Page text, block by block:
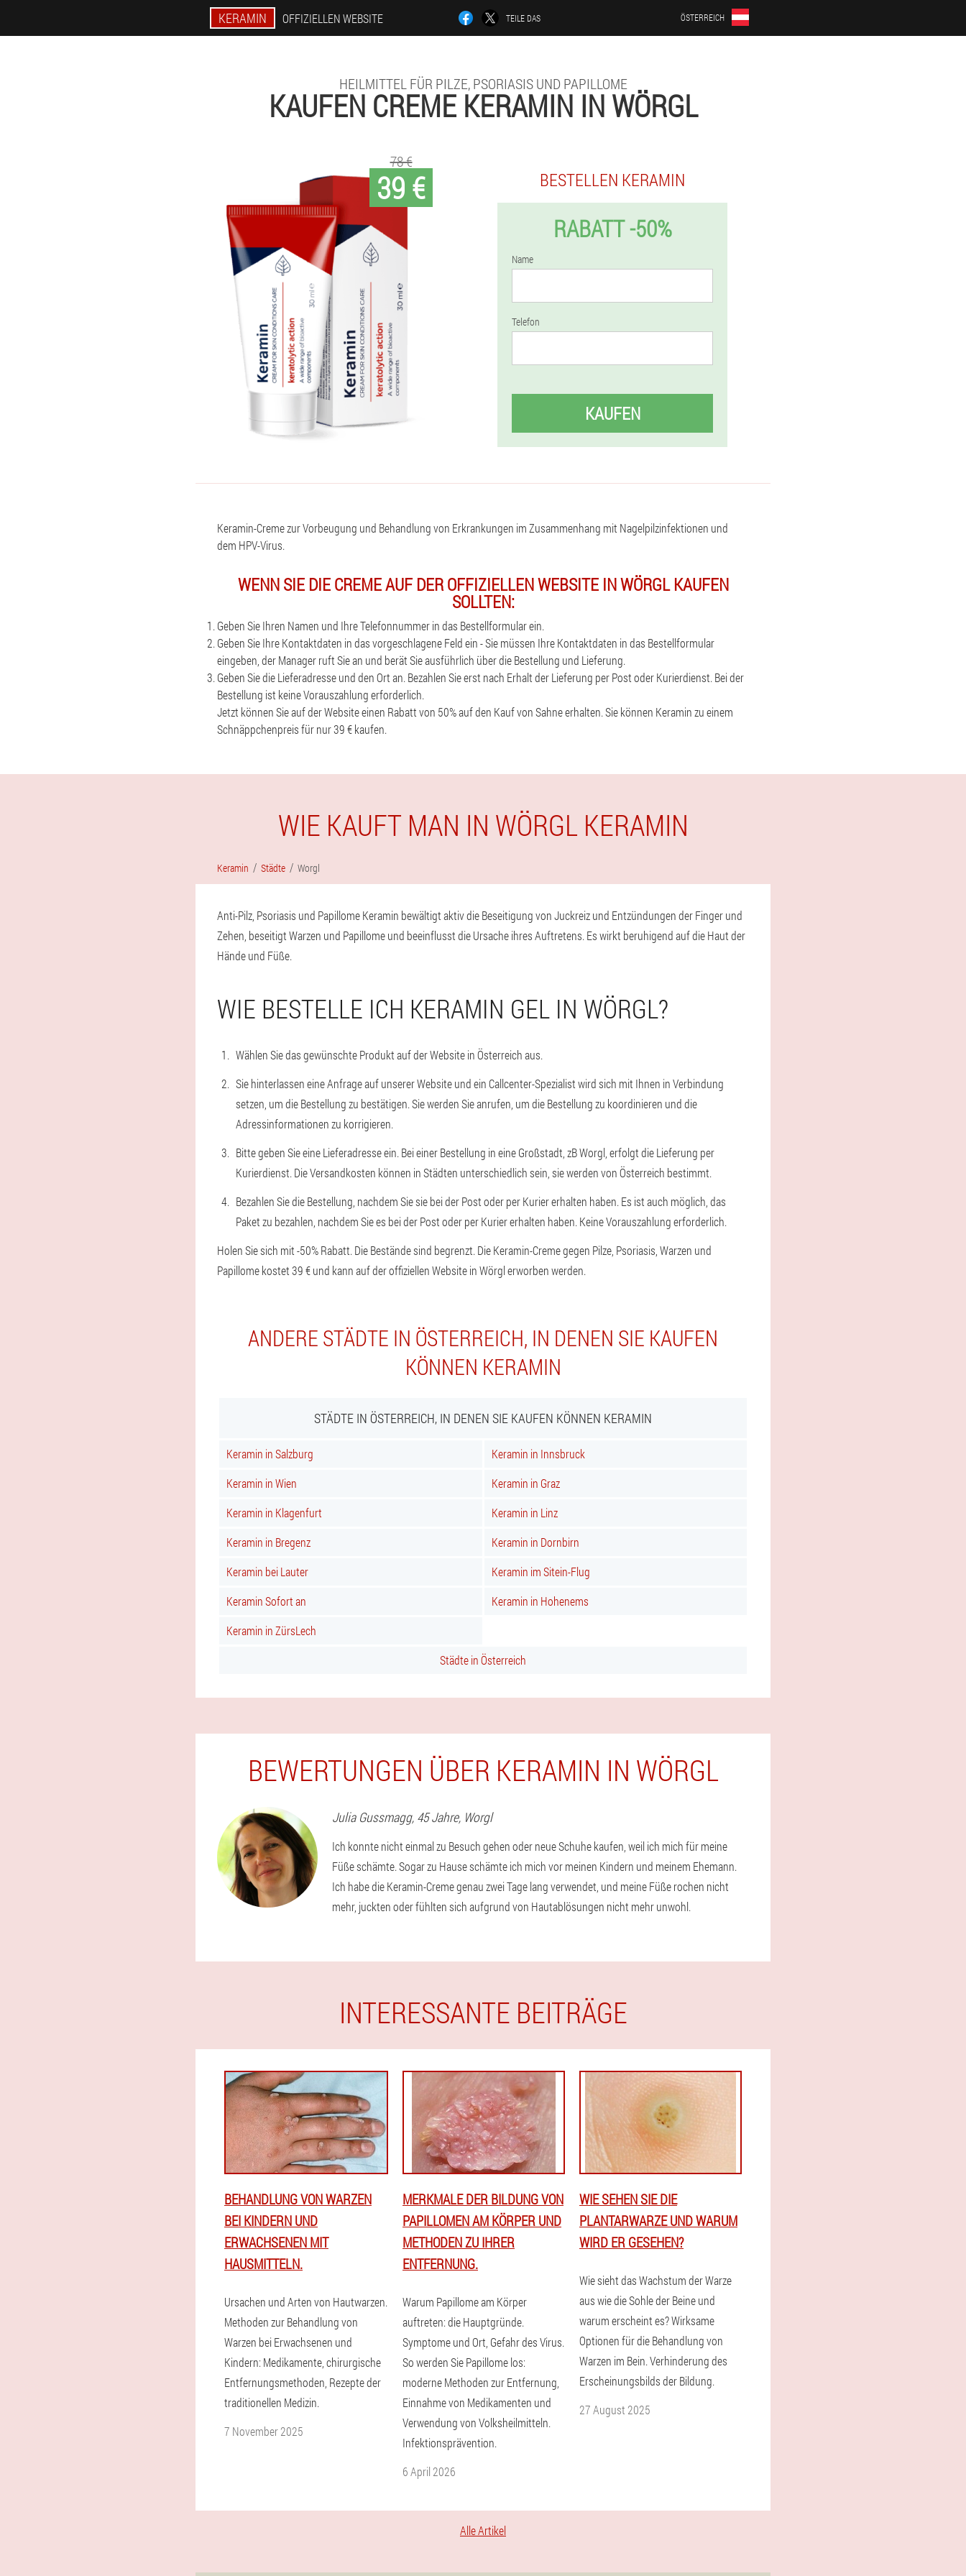
KERAMIN OFFIZIELLEN WEBSITE TEILE DAS ÖSTERREICH
HEILMITTEL FÜR PILZE, PSORIASIS UND PAPILLOME
KAUFEN CREME KERAMIN IN WÖRGL
39 €
78 €
BESTELLEN KERAMIN
RABATT -50%
Name
Telefon
KAUFEN
Keramin-Creme zur Vorbeugung und Behandlung von Erkrankungen im Zusammenhang mit Nagelpilzinfektionen und
dem HPV-Virus.
WENN SIE DIE CREME AUF DER OFFIZIELLEN WEBSITE IN WÖRGL KAUFEN
SOLLTEN:
Geben Sie Ihren Namen und Ihre Telefonnummer in das Bestellformular ein.
Geben Sie Ihre Kontaktdaten in das vorgeschlagene Feld ein - Sie müssen Ihre Kontaktdaten in das Bestellformular
eingeben, der Manager ruft Sie an und berät Sie ausführlich über die Bestellung und Lieferung.
Geben Sie die Lieferadresse und den Ort an. Bezahlen Sie erst nach Erhalt der Lieferung per Post oder Kurierdienst. Bei der
Bestellung ist keine Vorauszahlung erforderlich.
Jetzt können Sie auf der Website einen Rabatt von 50% auf den Kauf von Sahne erhalten. Sie können Keramin zu einem
Schnäppchenpreis für nur 39 € kaufen.
WIE KAUFT MAN IN WÖRGL KERAMIN
Keramin Städte Worgl
Anti-Pilz, Psoriasis und Papillome Keramin bewältigt aktiv die Beseitigung von Juckreiz und Entzündungen der Finger und
Zehen, beseitigt Warzen und Papillome und beeinflusst die Ursache ihres Auftretens. Es wirkt beruhigend auf die Haut der
Hände und Füße.
WIE BESTELLE ICH KERAMIN GEL IN WÖRGL?
Wählen Sie das gewünschte Produkt auf der Website in Österreich aus.
Sie hinterlassen eine Anfrage auf unserer Website und ein Callcenter-Spezialist wird sich mit Ihnen in Verbindung
setzen, um die Bestellung zu bestätigen. Sie werden Sie anrufen, um die Bestellung zu koordinieren und die
Adressinformationen zu korrigieren.
Bitte geben Sie eine Lieferadresse ein. Bei einer Bestellung in eine Großstadt, zB Worgl, erfolgt die Lieferung per
Kurierdienst. Die Versandkosten können in Städten unterschiedlich sein, sie werden von Österreich bestimmt.
Bezahlen Sie die Bestellung, nachdem Sie sie bei der Post oder per Kurier erhalten haben. Es ist auch möglich, das
Paket zu bezahlen, nachdem Sie es bei der Post oder per Kurier erhalten haben. Keine Vorauszahlung erforderlich.
Holen Sie sich mit -50% Rabatt. Die Bestände sind begrenzt. Die Keramin-Creme gegen Pilze, Psoriasis, Warzen und
Papillome kostet 39 € und kann auf der offiziellen Website in Wörgl erworben werden.
ANDERE STÄDTE IN ÖSTERREICH, IN DENEN SIE KAUFEN
KÖNNEN KERAMIN
STÄDTE IN ÖSTERREICH, IN DENEN SIE KAUFEN KÖNNEN KERAMIN
Keramin in Salzburg
Keramin in Innsbruck
Keramin in Wien
Keramin in Graz
Keramin in Klagenfurt
Keramin in Linz
Keramin in Bregenz
Keramin in Dornbirn
Keramin bei Lauter
Keramin im Sitein-Flug
Keramin Sofort an
Keramin in Hohenems
Keramin in ZürsLech
Städte in Österreich
BEWERTUNGEN ÜBER KERAMIN IN WÖRGL
Julia Gussmagg, 45 Jahre, Worgl
Ich konnte nicht einmal zu Besuch gehen oder neue Schuhe kaufen, weil ich mich für meine
Füße schämte. Sogar zu Hause schämte ich mich vor meinen Kindern und meinem Ehemann.
Ich habe die Keramin-Creme genau zwei Tage lang verwendet, und meine Füße rochen nicht
mehr, juckten oder fühlten sich aufgrund von Hautablösungen nicht mehr unwohl.
INTERESSANTE BEITRÄGE
BEHANDLUNG VON WARZEN
BEI KINDERN UND
ERWACHSENEN MIT
HAUSMITTELN.
Ursachen und Arten von Hautwarzen.
Methoden zur Behandlung von
Warzen bei Erwachsenen und
Kindern: Medikamente, chirurgische
Entfernungsmethoden, Rezepte der
traditionellen Medizin.
7 November 2025
MERKMALE DER BILDUNG VON
PAPILLOMEN AM KÖRPER UND
METHODEN ZU IHRER
ENTFERNUNG.
Warum Papillome am Körper
auftreten: die Hauptgründe.
Symptome und Ort, Gefahr des Virus.
So werden Sie Papillome los:
moderne Methoden zur Entfernung,
Einnahme von Medikamenten und
Verwendung von Volksheilmitteln.
Infektionsprävention.
6 April 2026
WIE SEHEN SIE DIE
PLANTARWARZE UND WARUM
WIRD ER GESEHEN?
Wie sieht das Wachstum der Warze
aus wie die Sohle der Beine und
warum erscheint es? Wirksame
Optionen für die Behandlung von
Warzen im Bein. Verhinderung des
Erscheinungsbilds der Bildung.
27 August 2025
Alle Artikel